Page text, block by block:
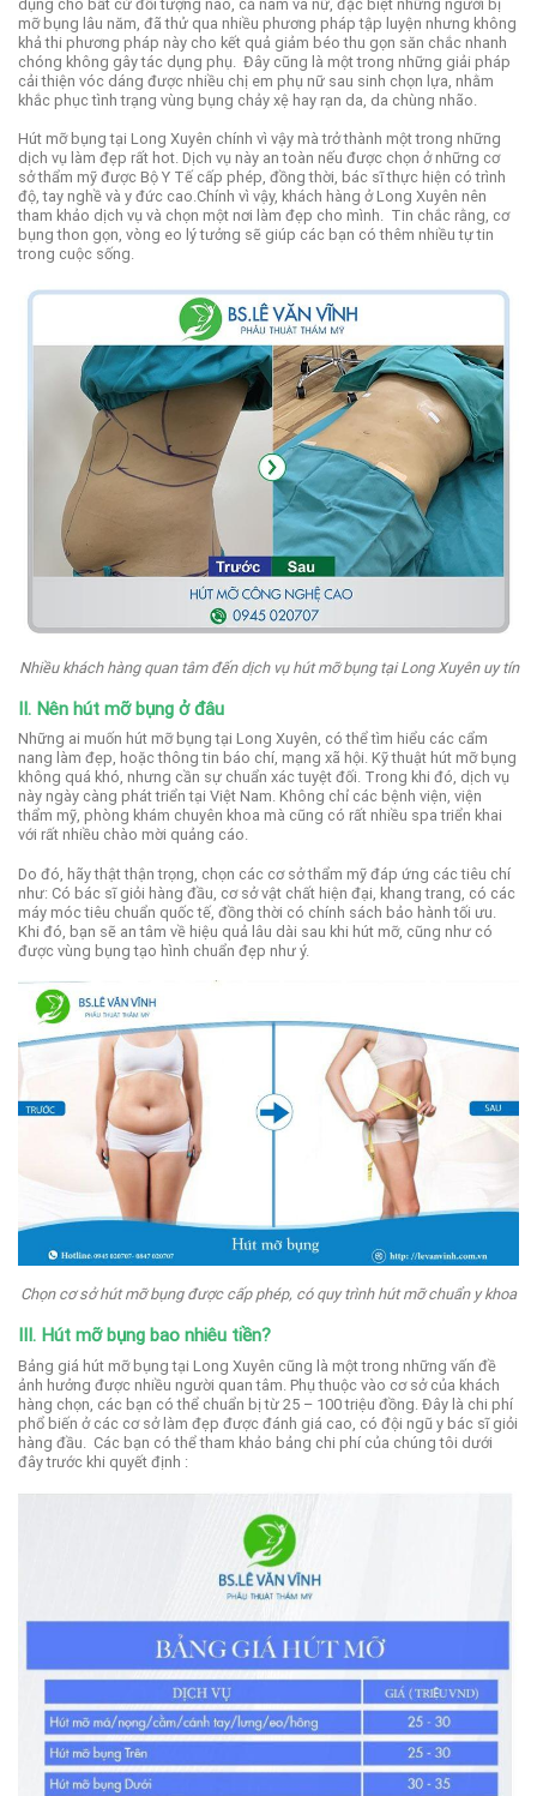
dụng cho bất cứ đối tượng nào, cả nam và nữ, đặc biệt những người bị
mỡ bụng lâu năm, đã thử qua nhiều phương pháp tập luyện nhưng không
khả thi phương pháp này cho kết quả giảm béo thu gọn săn chắc nhanh
chóng không gây tác dụng phụ. Đây cũng là một trong những giải pháp
cải thiện vóc dáng được nhiều chị em phụ nữ sau sinh chọn lựa, nhằm
khắc phục tình trạng vùng bụng chảy xệ hay rạn da, da chùng nhão.
Hút mỡ bụng tại Long Xuyên chính vì vậy mà trở thành một trong những
dịch vụ làm đẹp rất hot. Dịch vụ này an toàn nếu được chọn ở những cơ
sở thẩm mỹ được Bộ Y Tế cấp phép, đồng thời, bác sĩ thực hiện có trình
độ, tay nghề và y đức cao.Chính vì vậy, khách hàng ở Long Xuyên nên
tham khảo dịch vụ và chọn một nơi làm đẹp cho mình. Tin chắc rằng, cơ
bụng thon gọn, vòng eo lý tưởng sẽ giúp các bạn có thêm nhiều tự tin
trong cuộc sống.
Nhiều khách hàng quan tâm đến dịch vụ hút mỡ bụng tại Long Xuyên uy tín
II. Nên hút mỡ bụng ở đâu
Những ai muốn hút mỡ bụng tại Long Xuyên, có thể tìm hiểu các cẩm
nang làm đẹp, hoặc thông tin báo chí, mạng xã hội. Kỹ thuật hút mỡ bụng
không quá khó, nhưng cần sự chuẩn xác tuyệt đối. Trong khi đó, dịch vụ
này ngày càng phát triển tại Việt Nam. Không chỉ các bệnh viện, viện
thẩm mỹ, phòng khám chuyên khoa mà cũng có rất nhiều spa triển khai
với rất nhiều chào mời quảng cáo.
Do đó, hãy thật thận trọng, chọn các cơ sở thẩm mỹ đáp ứng các tiêu chí
như: Có bác sĩ giỏi hàng đầu, cơ sở vật chất hiện đại, khang trang, có các
máy móc tiêu chuẩn quốc tế, đồng thời có chính sách bảo hành tối ưu.
Khi đó, bạn sẽ an tâm về hiệu quả lâu dài sau khi hút mỡ, cũng như có
được vùng bụng tạo hình chuẩn đẹp như ý.
Chọn cơ sở hút mỡ bụng được cấp phép, có quy trình hút mỡ chuẩn y khoa
III. Hút mỡ bụng bao nhiêu tiền?
Bảng giá hút mỡ bụng tại Long Xuyên cũng là một trong những vấn đề
ảnh hưởng được nhiều người quan tâm. Phụ thuộc vào cơ sở của khách
hàng chọn, các bạn có thể chuẩn bị từ 25 – 100 triệu đồng. Đây là chi phí
phổ biến ở các cơ sở làm đẹp được đánh giá cao, có đội ngũ y bác sĩ giỏi
hàng đầu. Các bạn có thể tham khảo bảng chi phí của chúng tôi dưới
đây trước khi quyết định :